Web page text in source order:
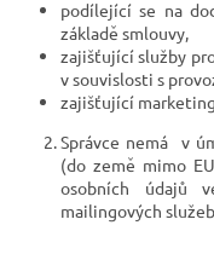
podílející se na
základě smlouvy,
zajišťující služby
v souvislosti s
zajišťující
Správce nemá
v
(do země mimo
osobních údajů
mailingových